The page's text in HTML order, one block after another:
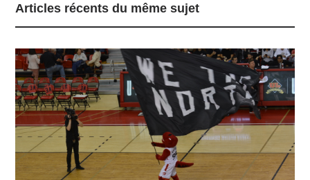
Articles récents du même sujet